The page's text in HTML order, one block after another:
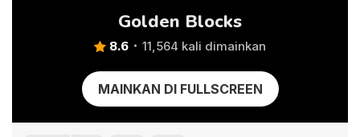
Golden Blocks
8.6 11,564 kali dimainkan
MAINKAN DI FULLSCREEN